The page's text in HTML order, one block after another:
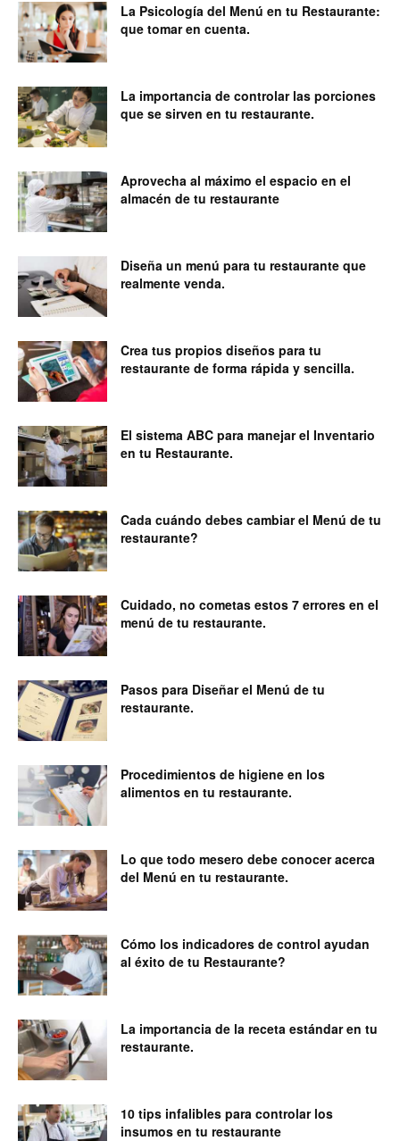
Restaurantes
|
Marketing
para
Restaurantes
La Psicología del Menú en tu Restaurante:
que tomar en cuenta.
La importancia de controlar las porciones
que se sirven en tu restaurante.
Aprovecha al máximo el espacio en el
almacén de tu restaurante
Diseña un menú para tu restaurante que
realmente venda.
Crea tus propios diseños para tu
restaurante de forma rápida y sencilla.
El sistema ABC para manejar el Inventario
en tu Restaurante.
Cada cuándo debes cambiar el Menú de tu
restaurante?
Cuidado, no cometas estos 7 errores en el
menú de tu restaurante.
Pasos para Diseñar el Menú de tu
restaurante.
Procedimientos de higiene en los
alimentos en tu restaurante.
Lo que todo mesero debe conocer acerca
del Menú en tu restaurante.
Cómo los indicadores de control ayudan
al éxito de tu Restaurante?
La importancia de la receta estándar en tu
restaurante.
10 tips infalibles para controlar los
insumos en tu restaurante